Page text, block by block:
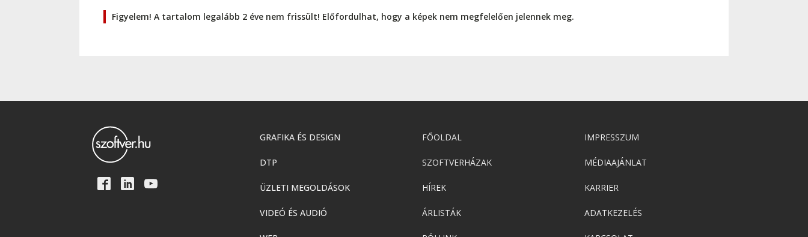
Figyelem! A tartalom legalább 2 éve nem frissült! Előfordulhat, hogy a képek nem megfelelően jelennek meg.
GRAFIKA ÉS DESIGN
DTP
ÜZLETI MEGOLDÁSOK
VIDEÓ ÉS AUDIÓ
FŐOLDAL
SZOFTVERHÁZAK
HÍREK
ÁRLISTÁK
IMPRESSZUM
MÉDIAAJÁNLAT
KARRIER
ADATKEZELÉS